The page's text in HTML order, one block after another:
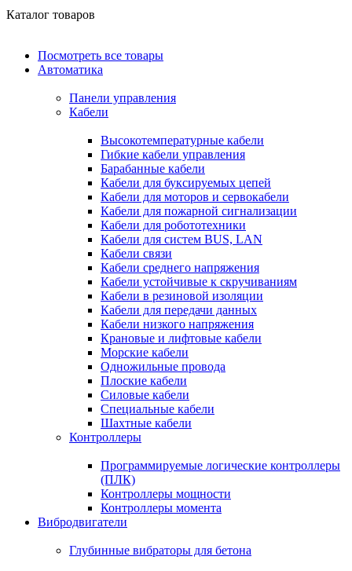
Каталог товаров
Посмотреть все товары
Автоматика
Панели управления
Кабели
Высокотемпературные кабели
Гибкие кабели управления
Барабанные кабели
Кабели для буксируемых цепей
Кабели для моторов и сервокабели
Кабели для пожарной сигнализации
Кабели для робототехники
Кабели для систем BUS, LAN
Кабели связи
Кабели среднего напряжения
Кабели устойчивые к скручиваниям
Кабели в резиновой изоляции
Кабели для передачи данных
Кабели низкого напряжения
Крановые и лифтовые кабели
Морские кабели
Одножильные провода
Плоские кабели
Силовые кабели
Специальные кабели
Шахтные кабели
Контроллеры
Программируемые логические контроллеры
(ПЛК)
Контроллеры мощности
Контроллеры момента
Вибродвигатели
Глубинные вибраторы для бетона